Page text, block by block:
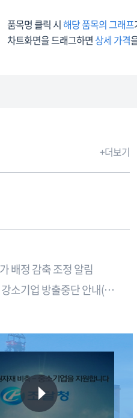
품목명 클릭 시해당 품목의 그래프
차트화면을 드래그하면 상세 가격
배정 감축 조정 알림
안내(개별업체 및 조합 신청 가능)
+더보기